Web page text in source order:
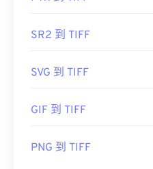
SR2 到 TIFF
SVG 到 TIFF
GIF 到 TIFF
PNG 到 TIFF